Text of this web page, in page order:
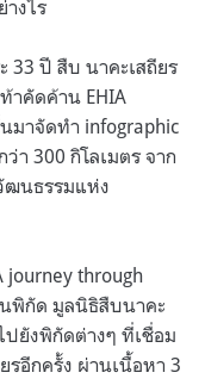
งไร
33 ปี สืบ นาคะเสถียร
าคัดค้าน EHIA
มาจัดทำ infographic
า 300 กิโลเมตร จาก
ฒนธรรมแห่ง
journey through
นพิกัด มูลนิธิสืบนาคะ
ปยังพิกัดต่างๆ ที่เชื่อม
รอีกครั้ง ผ่านเนื้อหา 3